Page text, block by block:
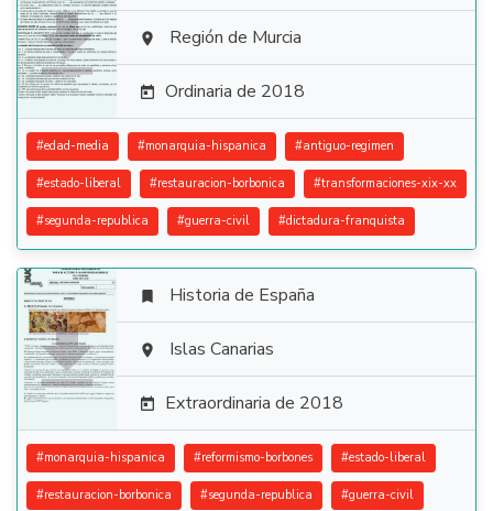
  Región de Murcia
 Ordinaria de 2018
#edad-media #monarquia-hispanica #antiguo-regimen
#estado-liberal #restauracion-borbonica #transformaciones-xix-xx
#segunda-republica #guerra-civil #dictadura-franquista

 Historia de España
 Islas Canarias
 Extraordinaria de 2018
#monarquia-hispanica #reformismo-borbones #estado-liberal
#restauracion-borbonica #segunda-republica #guerra-civil